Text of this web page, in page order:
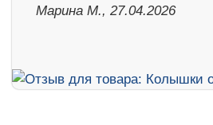
Марина М., 27.04.2026